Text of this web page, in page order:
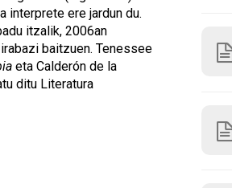
interprete ere jardun du.
itzalik, 2006an
baitzuen. Tenessee
eta Calderón de la
ditu Literatura